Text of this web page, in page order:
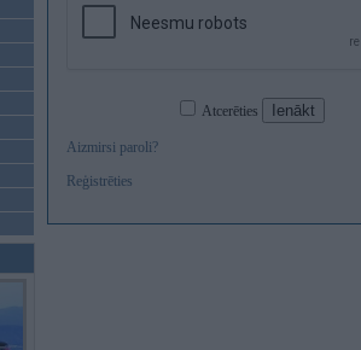
Atcerēties
Aizmirsi paroli?
Reģistrēties